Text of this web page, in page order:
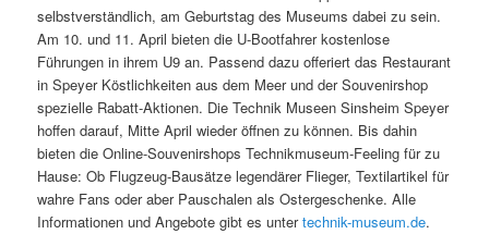
selbstverständlich, am Geburtstag des Museums dabei zu sein.
Am 10. und 11. April bieten die U-Bootfahrer kostenlose
Führungen in ihrem U9 an. Passend dazu offeriert das Restaurant
in Speyer Köstlichkeiten aus dem Meer und der Souvenirshop
spezielle Rabatt-Aktionen. Die Technik Museen Sinsheim Speyer
hoffen darauf, Mitte April wieder öffnen zu können. Bis dahin
bieten die Online-Souvenirshops Technikmuseum-Feeling für zu
Hause: Ob Flugzeug-Bausätze legendärer Flieger, Textilartikel für
wahre Fans oder aber Pauschalen als Ostergeschenke. Alle
Informationen und Angebote gibt es untertechnik-museum.de.